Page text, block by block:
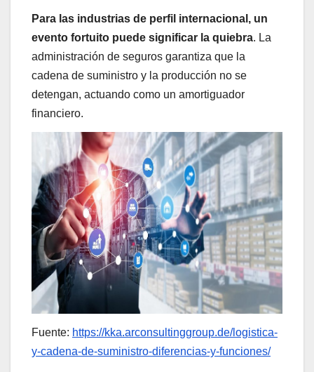
Para las industrias de perfil internacional, un
evento fortuito puede significar la quiebra. La
administración de seguros garantiza que la
cadena de suministro y la producción no se
detengan, actuando como un amortiguador
financiero.
Fuente: https://kka.arconsultinggroup.de/logistica-
y-cadena-de-suministro-diferencias-y-funciones/